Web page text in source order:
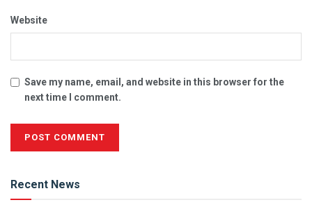
Website
Save my name, email, and website in this browser for the
next time I comment.
Recent News